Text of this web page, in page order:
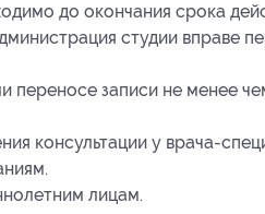
до окончания срока
студии вправе
записи не менее
консультации у врача-
лицам.